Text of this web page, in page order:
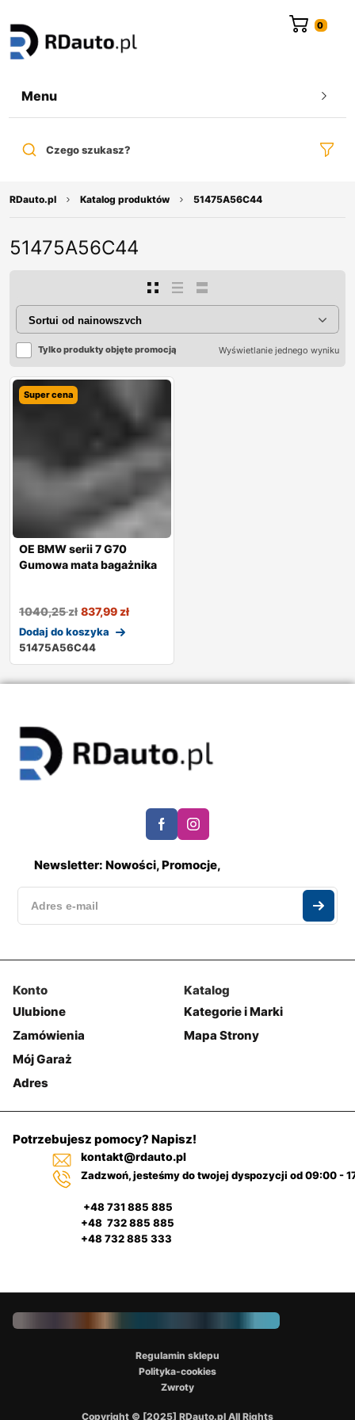
Menu
Czego szukasz?
RDauto.pl Katalog produktów 51475A56C44
51475A56C44
Tylko produkty objęte promocją Wyświetlanie jednego wyniku
Super cena
OE BMW serii 7 G70
Gumowa mata bagażnika
1040,25zł 837,99zł
Dodaj do koszyka
51475A56C44
Newsletter: Nowości, Promocje,
Konto
Ulubione
Zamówienia
Mój Garaż
Adres
Katalog
Kategorie i Marki
Mapa Strony
Potrzebujesz pomocy? Napisz!
kontakt@rdauto.pl
Zadzwoń, jesteśmy do twojej dyspozycji od 09:00 -
+48 731 885 885
+48 732 885 885
+48 732 885 333
Copyright © [2025] RDauto.pl All Rights
Regulamin sklepu
Polityka-cookies
Zwroty